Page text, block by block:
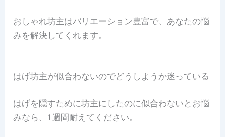
おしゃれ坊主はバリエーション豊富で、あなたの悩
みを解決してくれます。
はげ坊主が似合わないのでどうしようか迷っている
はげを隠すために坊主にしたのに似合わないとお悩
みなら、1週間耐えてください。